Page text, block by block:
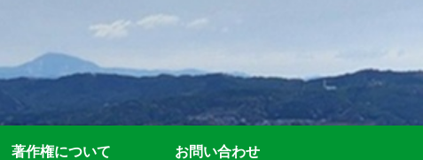
著作権について お問い合わせ